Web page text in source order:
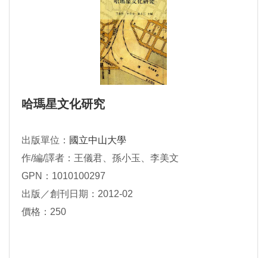
哈瑪星文化研究
出版單位： 國立中山大學
作/編/譯者：王儀君、孫小玉、李美文
GPN：1010100297
出版／創刊日期：2012-02
價格：250